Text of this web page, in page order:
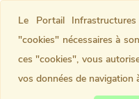
Le Portail
"cookies" nécessaires à
ces "cookies", vous
vos données de navigation